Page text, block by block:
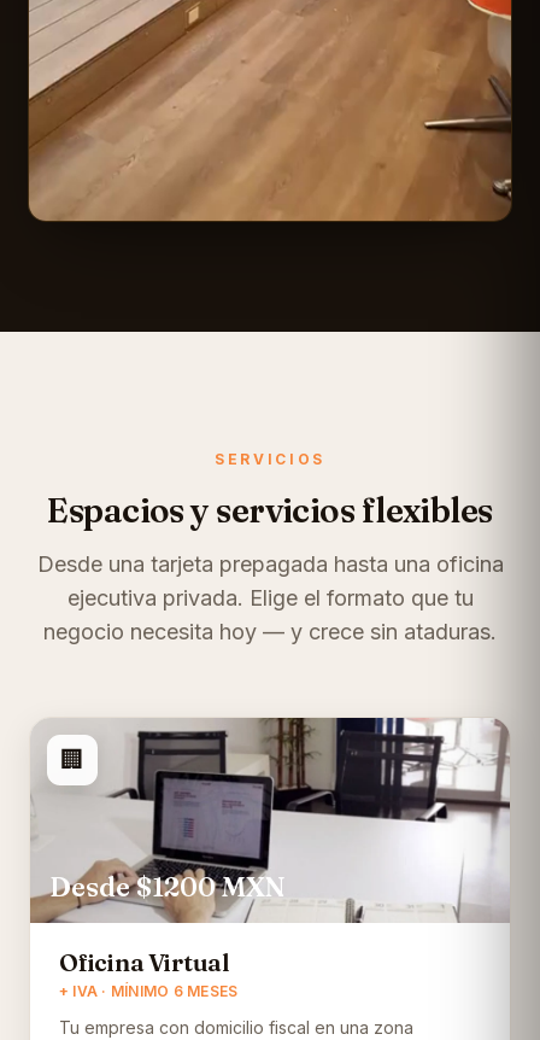
SERVICIOS
Espacios y servicios flexibles
Desde una tarjeta prepagada hasta una oficina
ejecutiva privada. Elige el formato que tu
negocio necesita hoy — y crece sin ataduras.
🏢
Desde $1200MXN
Oficina Virtual
+ IVA · MÍNIMO 6 MESES
Tu empresa con domicilio fiscal en una zona